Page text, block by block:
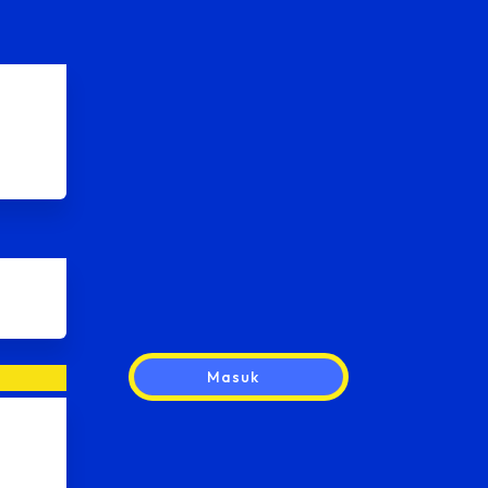
Masuk